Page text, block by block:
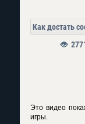
Как достать
Это видео
игры.